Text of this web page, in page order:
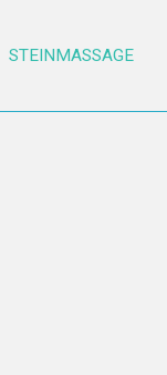
STEINMASSAGE